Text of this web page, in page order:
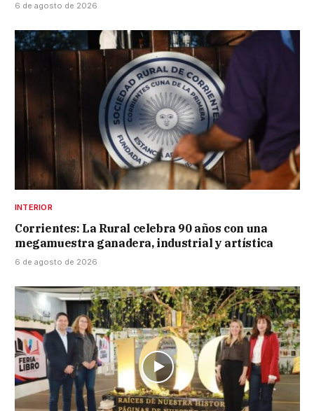
6 de agosto de 2026
INTERIOR
Corrientes: La Rural celebra 90 años con una
megamuestra ganadera, industrial y artística
6 de agosto de 2026